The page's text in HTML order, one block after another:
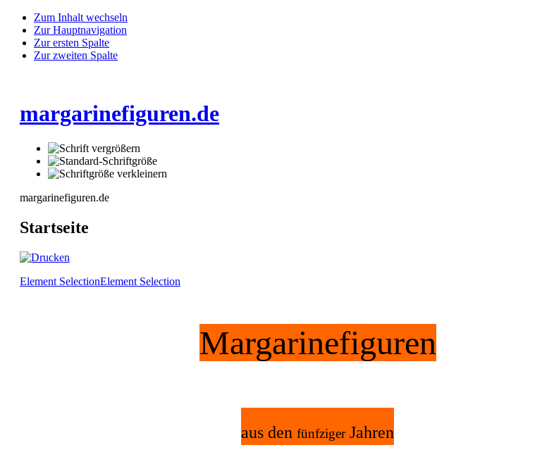
Zum Inhalt wechseln
Zur Hauptnavigation
Zur ersten Spalte
Zur zweiten Spalte
margarinefiguren.de
margarinefiguren.de
Startseite
Element SelectionElement Selection
Margarinefiguren
aus denfünfzigerJahren